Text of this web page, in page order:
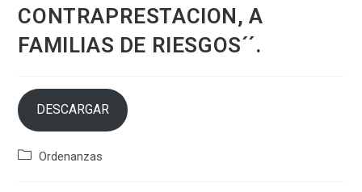
CONTRAPRESTACION, A
FAMILIAS DE RIESGOS´´.
DESCARGAR
Categoría
Ordenanzas